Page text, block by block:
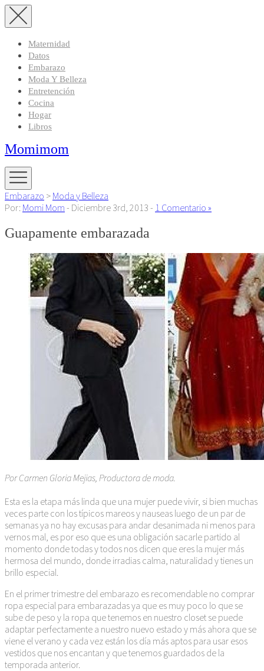
Maternidad
Datos
Embarazo
Moda Y Belleza
Entretención
Cocina
Hogar
Libros
Momimom
Embarazo > Moda y Belleza
Por: Momi Mom - Diciembre 3rd, 2013 - 1 Comentario »
Guapamente embarazada
Por Carmen Gloria Mejias, Productora de moda.
Esta es la etapa más linda que una mujer puede vivir, si bien muchas
veces parte con los típicos mareos y nauseas luego de un par de
semanas ya no hay excusas para andar desanimada ni menos para
vernos mal, es por eso que es una obligación sacarle partido al
momento donde todas y todos nos dicen que eres la mujer más
hermosa del mundo, donde irradias calma, naturalidad y tienes un
brillo especial.
En el primer trimestre del embarazo es recomendable no comprar
ropa especial para embarazadas ya que es muy poco lo que se
sube de peso y la ropa que tenemos en nuestro closet se puede
adaptar perfectamente a nuestro nuevo estado y más ahora que se
viene el verano y cada vez están los día más aptos para usar esos
vestidos que nos encantan y que tenemos guardados de la
temporada anterior.